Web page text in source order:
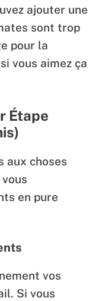
ajouter une
sont trop
pour la
vous aimez ça
Étape
aux choses
en pure
vos
Si vous